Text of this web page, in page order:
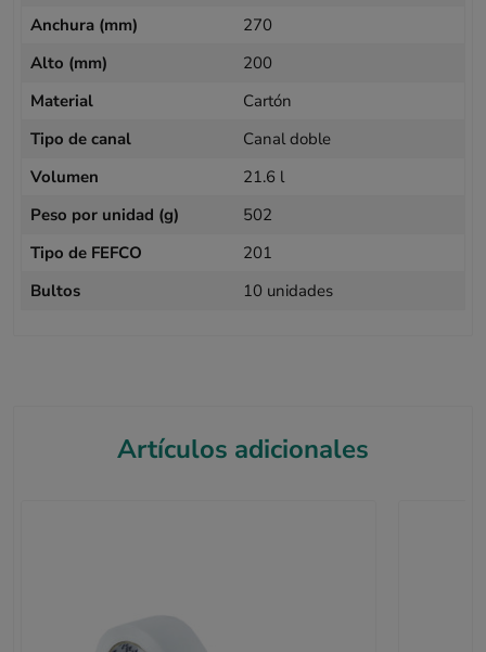
Anchura (mm)
270
Alto (mm)
200
Material
Cartón
Tipo de canal
Canal doble
Volumen
21.6 l
Peso por unidad (g)
502
Tipo de FEFCO
201
Bultos
10 unidades
Artículos adicionales